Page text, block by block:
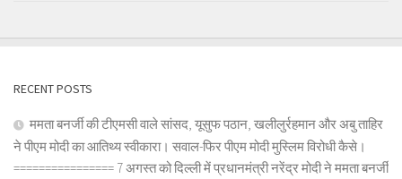
RECENT POSTS
ममता बनर्जी की टीएमसी वाले सांसद, यूसुफ पठान, खलीलुर्रहमान और अबु ताहिर
ने पीएम मोदी का आतिथ्य स्वीकारा। सवाल-फिर पीएम मोदी मुस्लिम विरोधी कैसे।
================ 7 अगस्त को दिल्ली में प्रधानमंत्री नरेंद्र मोदी ने ममता बनर्जी